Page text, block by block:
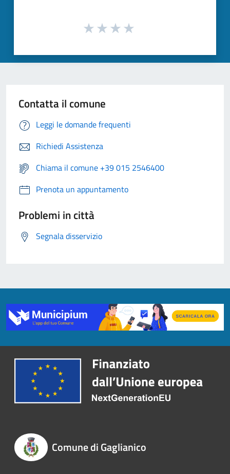
Contatta il comune
Leggi le domande frequenti
Richiedi Assistenza
Chiama il comune +39 015 2546400
Prenota un appuntamento
Problemi in città
Segnala disservizio
Comune di Gaglianico